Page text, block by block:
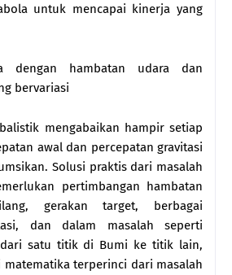
untuk mencapai kinerja yang
dengan hambatan udara dan
bervariasi
mengabaikan hampir setiap
awal dan percepatan gravitasi
Solusi praktis dari masalah
pertimbangan hambatan
gerakan target, berbagai
dan dalam masalah seperti
satu titik di Bumi ke titik lain,
matematika terperinci dari masalah